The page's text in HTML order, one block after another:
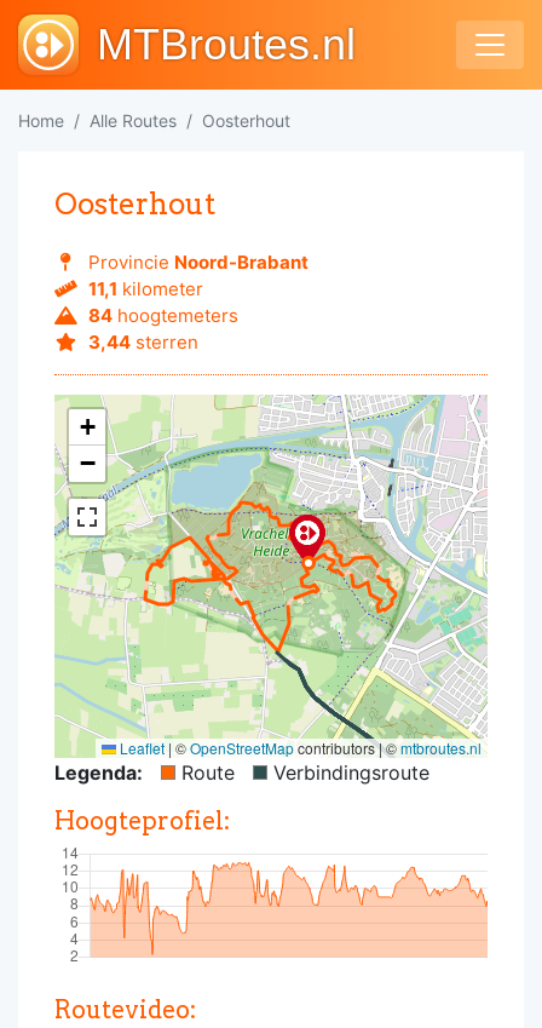
MTBroutes.nl
Home Alle Routes Oosterhout
Oosterhout
Provincie Noord-Brabant
11,1 kilometer
84hoogtemeters
3,44sterren
+
−
Leaflet | ©OpenStreetMapcontributors | ©mtbroutes.nl
Legenda: Route Verbindingsroute
Hoogteprofiel:
Routevideo: